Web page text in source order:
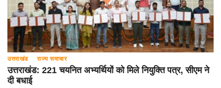
उत्तराखंड राज्य समाचार
उत्तराखंड: 221 चयनित अभ्यर्थियों को मिले नियुक्ति पत्र, सीएम ने
दी बधाई